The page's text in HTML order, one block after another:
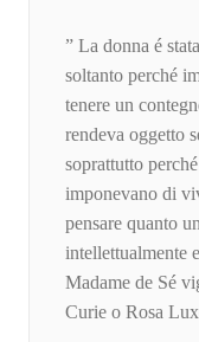
” La donna é
soltanto perché
tenere un
rendeva oggetto
soprattutto
imponevano di
pensare quanto
intellettualmente
Madame de Sé
Curie o Rosa